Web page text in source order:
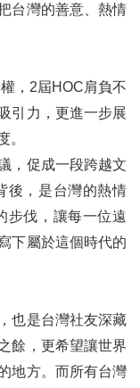
台灣的善意、熱情
，2屆HOC肩負不
引力，更進一步展
。
，促成一段跨越文
後，是台灣的熱情
步伐，讓每一位遠
下屬於這個時代的
也是台灣社友深藏
餘，更希望讓世界
地方。而所有台灣